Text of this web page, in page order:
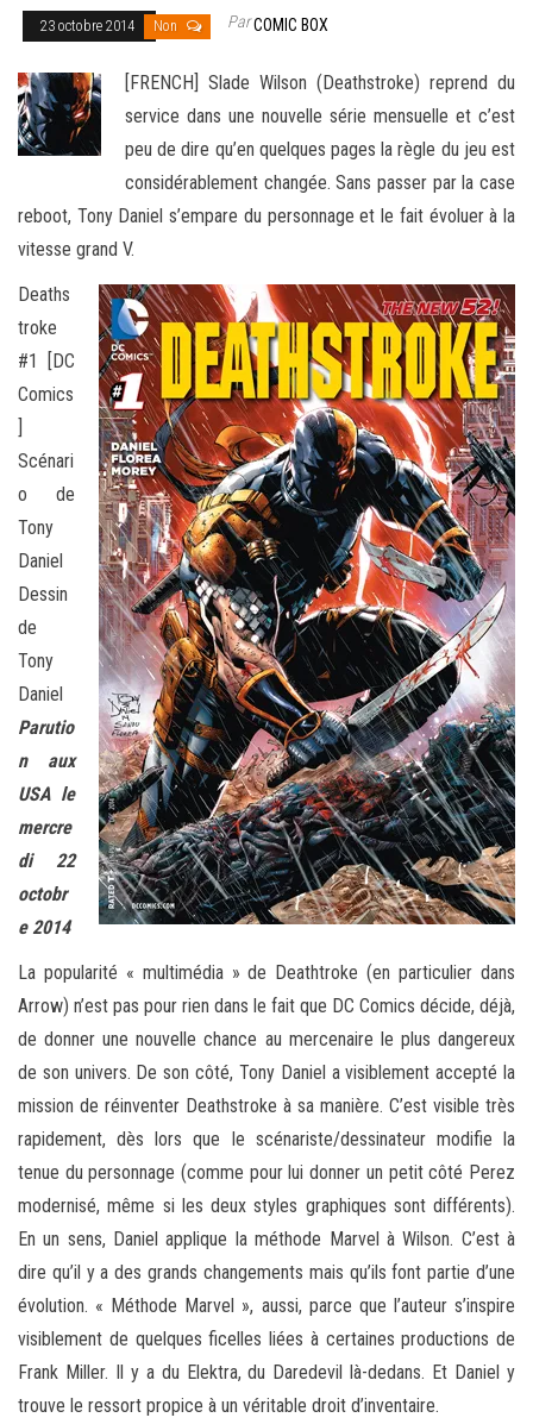
23 octobre 2014 Non ParCOMIC BOX
[FRENCH] Slade Wilson (Deathstroke) reprend du
service dans une nouvelle série mensuelle et c’est
peu de dire qu’en quelques pages la règle du jeu est
considérablement changée. Sans passer par la case
reboot, Tony Daniel s’empare du personnage et le fait évoluer à la
vitesse grand V.
Deaths
troke
#1 [DC
Comics
]
Scénari
o de
Tony
Daniel
Dessin
de
Tony
Daniel
Parutio
n aux
USA le
mercre
di 22
octobr
e 2014
La popularité « multimédia » de Deathtroke (en particulier dans
Arrow) n’est pas pour rien dans le fait que DC Comics décide, déjà,
de donner une nouvelle chance au mercenaire le plus dangereux
de son univers. De son côté, Tony Daniel a visiblement accepté la
mission de réinventer Deathstroke à sa manière. C’est visible très
rapidement, dès lors que le scénariste/dessinateur modifie la
tenue du personnage (comme pour lui donner un petit côté Perez
modernisé, même si les deux styles graphiques sont différents).
En un sens, Daniel applique la méthode Marvel à Wilson. C’est à
dire qu’il y a des grands changements mais qu’ils font partie d’une
évolution. « Méthode Marvel », aussi, parce que l’auteur s’inspire
visiblement de quelques ficelles liées à certaines productions de
Frank Miller. Il y a du Elektra, du Daredevil là-dedans. Et Daniel y
trouve le ressort propice à un véritable droit d’inventaire.